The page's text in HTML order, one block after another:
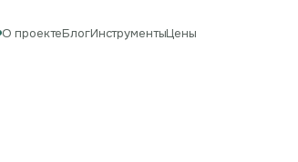
О проектеБлогИнструментыЦены